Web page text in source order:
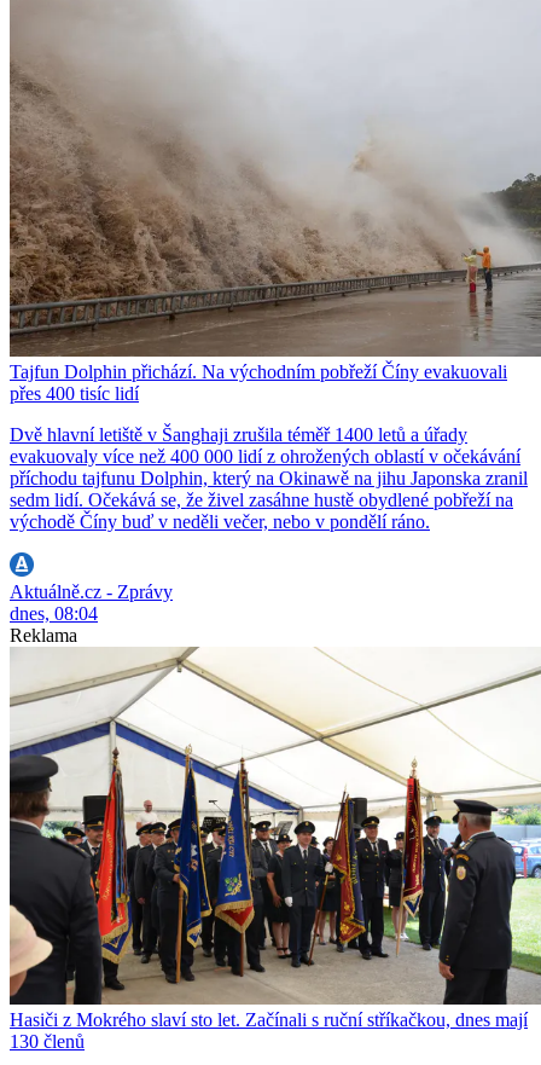
Tajfun Dolphin přichází. Na východním pobřeží Číny evakuovali
přes 400 tisíc lidí
Dvě hlavní letiště v Šanghaji zrušila téměř 1400 letů a úřady
evakuovaly více než 400 000 lidí z ohrožených oblastí v očekávání
příchodu tajfunu Dolphin, který na Okinawě na jihu Japonska zranil
sedm lidí. Očekává se, že živel zasáhne hustě obydlené pobřeží na
východě Číny buď v neděli večer, nebo v pondělí ráno.
Aktuálně.cz - Zprávy
dnes, 08:04
Reklama
Hasiči z Mokrého slaví sto let. Začínali s ruční stříkačkou, dnes mají
130 členů